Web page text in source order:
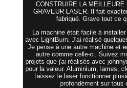
CONSTRUIRE LA MEILLEURE
GRAVEUR LASER. Il fait
fabriqué. Grave tout ce
La machine était facile à
avec LightBurn. J'ai réalisé
Je pense à une autre machine et
autre comme celle-ci. Suivez
projets que j'ai réalisés avec
pour la valeur. Aluminium, lames,
laissez le laser fonctionner
profondément sur tous